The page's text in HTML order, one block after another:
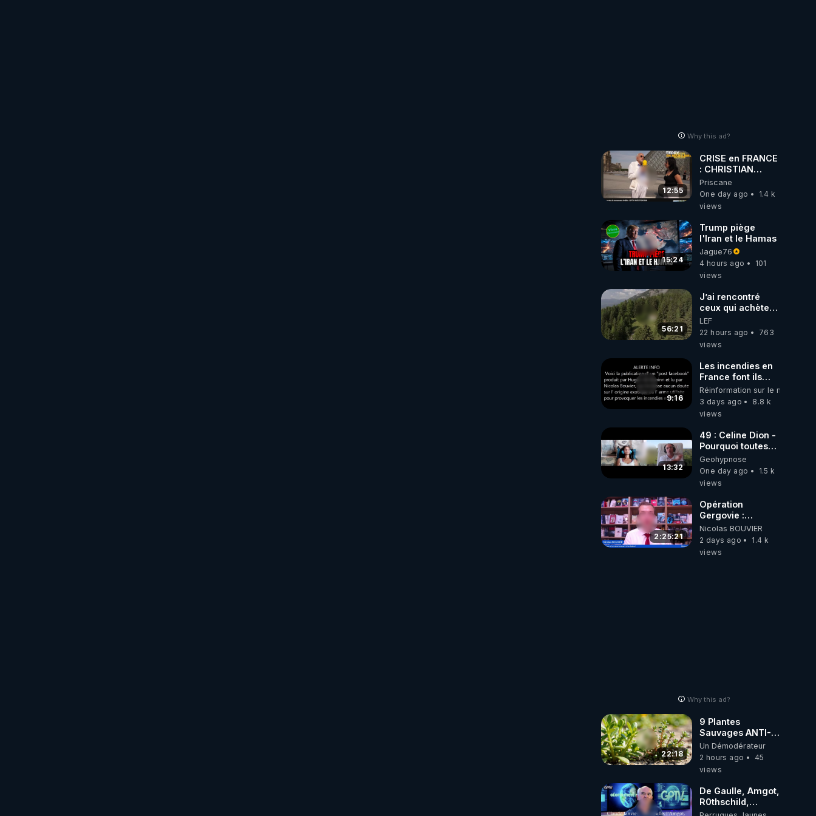
Why this ad?
12:55
CRISE en FRANCE
: CHRISTIAN
COTTEN FAIT une
étrange
découverte
Priscane
One day ago
1.4 k
views
15:24
Trump piège
l'Iran et le Hamas
Jague76
4 hours ago
101
views
56:21
J’ai rencontré
ceux qui achètent
des bunkers pour
survivre à la fin
du monde
LEF
22 hours ago
763
views
9:16
Les incendies en
France font ils
partie d' un plan
qui aurait débuté
le 11 septembre
Réinformation sur le monde
3 days ago
8.8 k
views
13:32
49 : Celine Dion -
Pourquoi toutes
ces rumeurs ?
Enquête sous
hypnose
Geohypnose
One day ago
1.5 k
views
2:25:21
Opération
Gergovie :
‪@38resistancegauloise‬
‪@MarionSigautOfficiel‬
‪@gladysriifard5710‬
Nicolas BOUVIER
2 days ago
1.4 k
views
Why this ad?
22:18
9 Plantes
Sauvages ANTI-
FAMINE: ces
Ressources
Haies
Un Démodérateur
2 hours ago
45
views
De Gaulle, Amgot,
R0thschild,
Macron &